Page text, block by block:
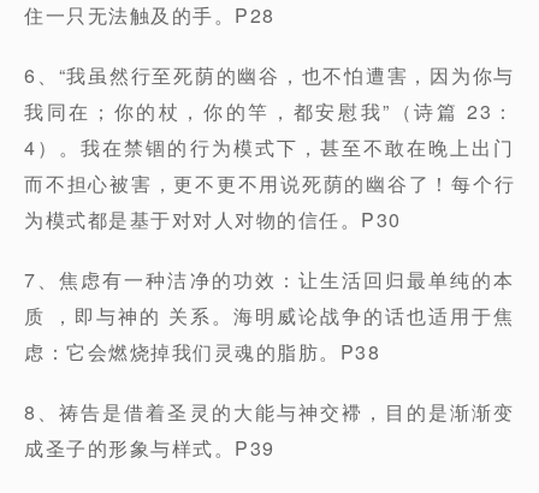
住一只无法触及的手。P28
6、“我虽然行至死荫的幽谷，也不怕遭害，因为你与
我同在；你的杖，你的竿，都安慰我”（诗篇 23：
4）。我在禁锢的行为模式下，甚至不敢在晚上出门
而不担心被害，更不更不用说死荫的幽谷了！每个行
为模式都是基于对对人对物的信任。P30
7、焦虑有一种洁净的功效：让生活回归最单纯的本
质 ，即与神的 关系。海明威论战争的话也适用于焦
虑：它会燃烧掉我们灵魂的脂肪。P38
8、祷告是借着圣灵的大能与神交䙊，目的是渐渐变
成圣子的形象与样式。P39